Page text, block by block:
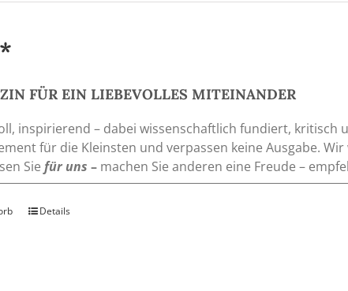
gewählt
FÜR EIN LIEBEVOLLES MITEINANDER
inspirierend – dabei wissenschaftlich fundiert,
für die Kleinsten und verpassen keine Ausgabe.
Siefür uns– machen Sie anderen eine Freude –
Details